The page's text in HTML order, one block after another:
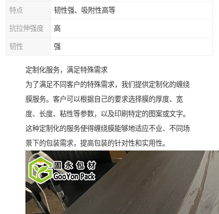
特点 韧性强、吸附性高等
抗拉伸强度 高
韧性 强
定制化服务，满足特殊需求
为了满足不同客户的特殊需求，我们提供定制化的缠绕
膜服务。客户可以根据自己的要求选择膜的厚度、宽
度、长度、粘性等参数，以及印刷特定的图案或文字。
这种定制化的服务使得缠绕膜能够地适应不业、不同场
景下的包装需求，提高包装的针对性和实用性。